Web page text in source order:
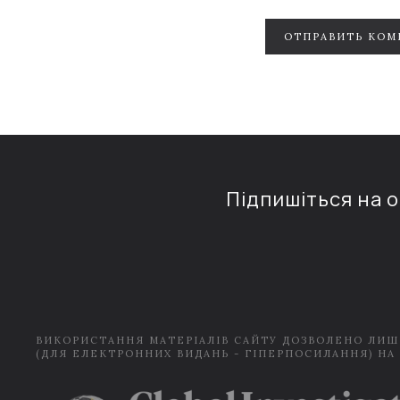
ОТПРАВИТЬ
Підпишіться на
ВИКОРИСТАННЯ МАТЕРІАЛІВ САЙТУ ДОЗВОЛЕНО
(ДЛЯ ЕЛЕКТРОННИХ ВИДАНЬ - ГІПЕРПОСИЛАННЯ) НА